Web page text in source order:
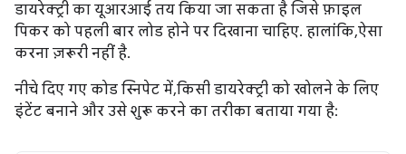
डायरेक्ट्री का यूआरआई तय किया जा सकता है जिसे फ़ाइल
पिकर को पहली बार लोड होने पर दिखाना चाहिए. हालांकि, ऐसा
करना ज़रूरी नहीं है.
नीचे दिए गए कोड स्निपेट में, किसी डायरेक्ट्री को खोलने के लिए
इंटेंट बनाने और उसे शुरू करने का तरीका बताया गया है: